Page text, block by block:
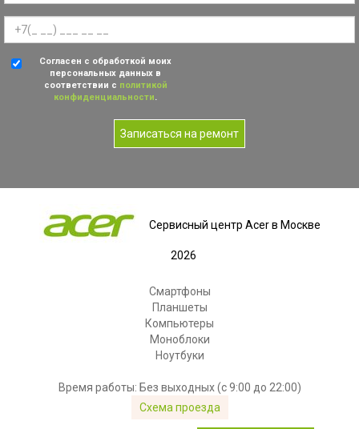
Согласен с обработкой моих
персональных данных в
соответствии с политикой
конфиденциальности.
Записаться на ремонт
Сервисный центр Acer в Москве
2026
Смартфоны
Планшеты
Компьютеры
Моноблоки
Ноутбуки
Время работы: Без выходных (с 9:00 до 22:00)
Схема проезда